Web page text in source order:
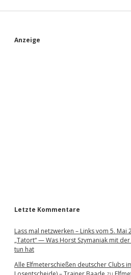
S
Anzeige
Letzte Kommentare
Lass mal netzwerken – Links vom 5.
„Tatort“ — Was Horst Szymaniak mit
tun hat
Alle Elfmeterschießen deutscher Clubs